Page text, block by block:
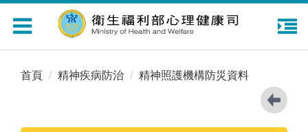
Toggle
navigation
首頁 精神疾病防治 精神照護機構防災資料